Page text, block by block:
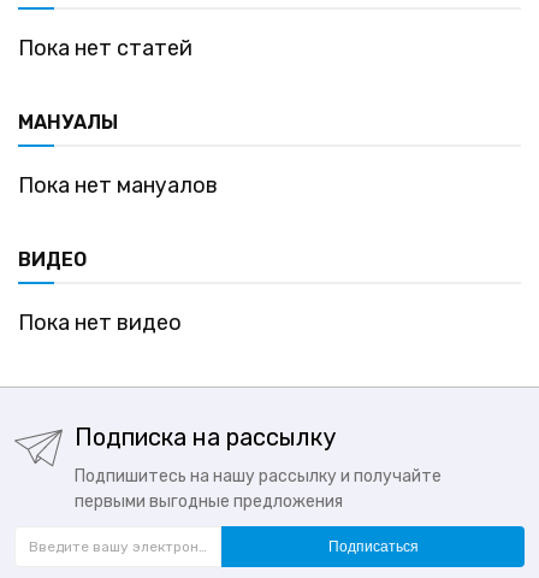
Пока нет статей
МАНУАЛЫ
Пока нет мануалов
ВИДЕО
Пока нет видео
Подписка на рассылку
Подпишитесь на нашу рассылку и получайте
первыми выгодные предложения
Подписаться